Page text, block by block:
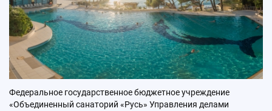
Федеральное государственное бюджетное учреждение
«Объединенный санаторий «Русь» Управления делами